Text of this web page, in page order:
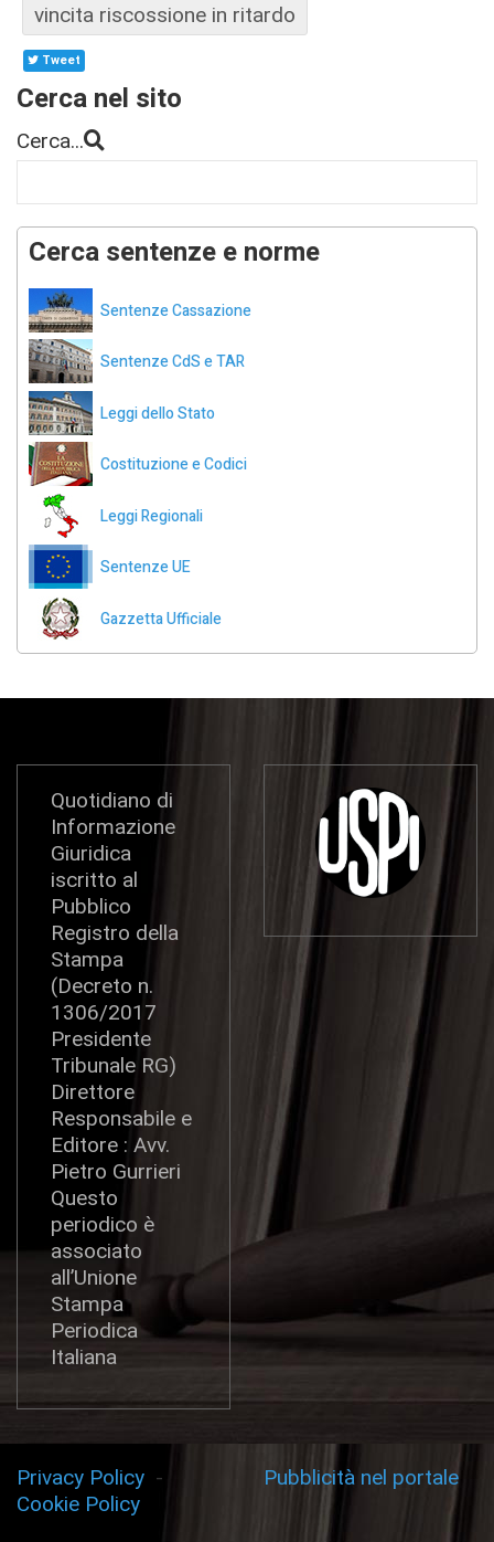
vincita riscossione in ritardo
Tweet
Cerca nel sito
Cerca...
Cerca sentenze e norme
Sentenze Cassazione
Sentenze CdS e TAR
Leggi dello Stato
Costituzione e Codici
Leggi Regionali
Sentenze UE
Gazzetta Ufficiale
Quotidiano di
Informazione
Giuridica
iscritto al
Pubblico
Registro della
Stampa
(Decreto n.
1306/2017
Presidente
Tribunale RG)
Direttore
Responsabile e
Editore : Avv.
Pietro Gurrieri
Questo
periodico è
associato
all’Unione
Stampa
Periodica
Italiana
Privacy Policy -
Cookie Policy
Pubblicità nel portale